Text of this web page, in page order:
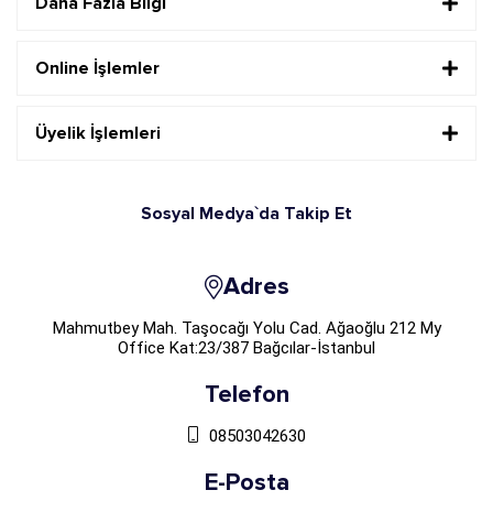
Online İşlemler
Üyelik İşlemleri
Sosyal Medya`da Takip Et
Adres
Mahmutbey Mah. Taşocağı Yolu Cad. Ağaoğlu 212 My
Office Kat:23/387 Bağcılar-İstanbul
Telefon
08503042630
E-Posta